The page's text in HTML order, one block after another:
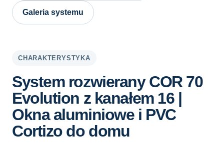
Galeria systemu
CHARAKTERYSTYKA
System rozwierany COR 70
Evolution z kanałem 16 |
Okna aluminiowe i PVC
Cortizo do domu